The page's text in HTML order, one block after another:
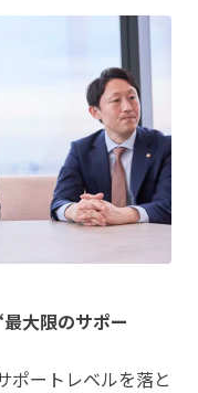
大限のサポー
ポートレベルを落と